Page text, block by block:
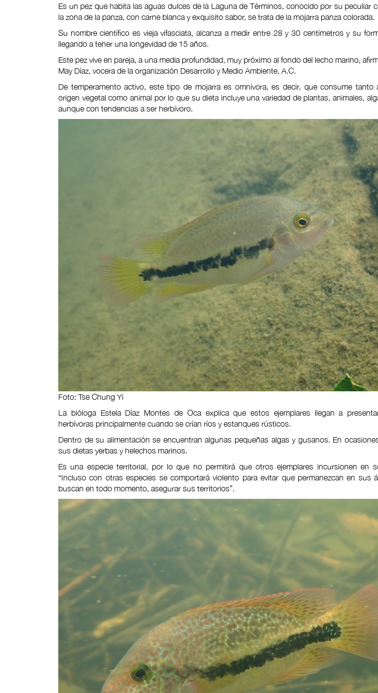
Es un pez que habita las aguas dulces de la Laguna de Términos, conocido por su peculiar
la zona de la panza, con carne blanca y exquisito sabor, se trata de la mojarra panza colorada.
Su nombre científico es vieja vifasciata, alcanza a medir entre 28 y 30 centímetros y su
llegando a tener una longevidad de 15 años.
Este pez vive en pareja, a una media profundidad, muy próximo al fondo del lecho marino,
May Díaz, vocera de la organización Desarrollo y Medio Ambiente, A.C.
De temperamento activo, este tipo de mojarra es omnívora, es decir, que consume tanto
origen vegetal como animal por lo que su dieta incluye una variedad de plantas, animales,
aunque con tendencias a ser herbívoro.
Foto: Tse Chung Yi
La bióloga Estela Díaz Montes de Oca explica que estos ejemplares llegan a
herbívoras principalmente cuando se crían ríos y estanques rústicos.
Dentro de su alimentación se encuentran algunas pequeñas algas y gusanos. En
sus dietas yerbas y helechos marinos.
Es una especie territorial, por lo que no permitirá que otros ejemplares incursionen en
“Incluso con otras especies se comportará violento para evitar que permanezcan en sus
buscan en todo momento, asegurar sus territorios”.